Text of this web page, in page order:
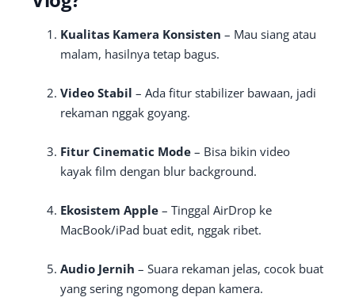
Kualitas Kamera Konsisten – Mau siang atau
malam, hasilnya tetap bagus.
Video Stabil – Ada fitur stabilizer bawaan, jadi
rekaman nggak goyang.
Fitur Cinematic Mode – Bisa bikin video
kayak film dengan blur background.
Ekosistem Apple – Tinggal AirDrop ke
MacBook/iPad buat edit, nggak ribet.
Audio Jernih – Suara rekaman jelas, cocok buat
yang sering ngomong depan kamera.